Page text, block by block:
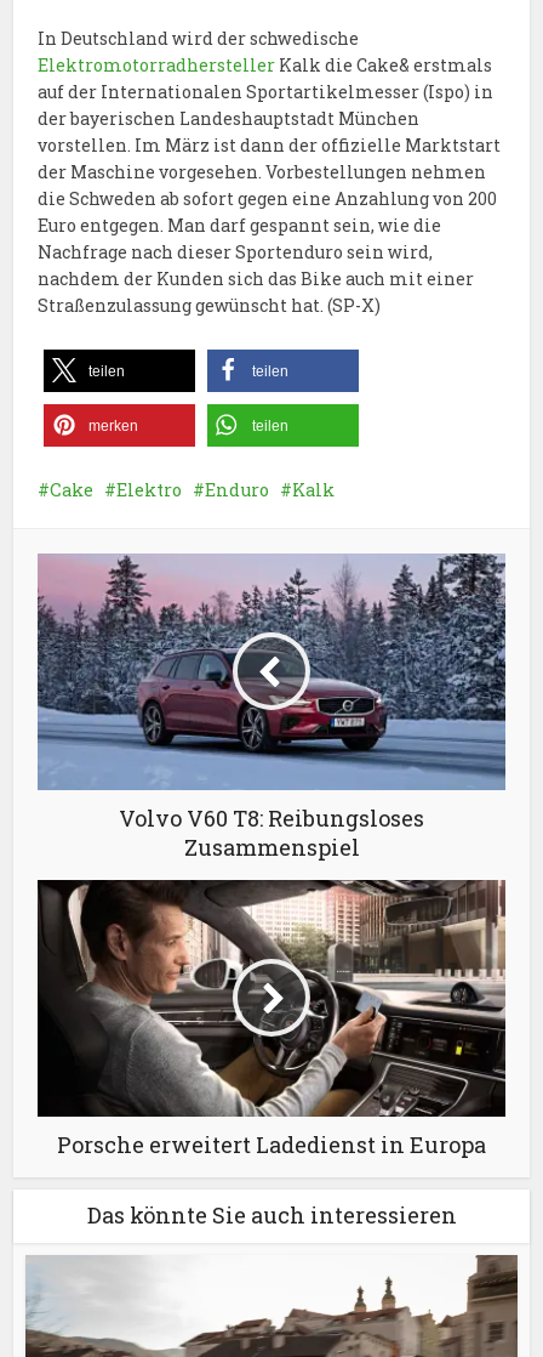
In Deutschland wird der schwedische
Elektromotorradhersteller Kalk die Cake& erstmals
auf der Internationalen Sportartikelmesser (Ispo) in
der bayerischen Landeshauptstadt München
vorstellen. Im März ist dann der offizielle Marktstart
der Maschine vorgesehen. Vorbestellungen nehmen
die Schweden ab sofort gegen eine Anzahlung von 200
Euro entgegen. Man darf gespannt sein, wie die
Nachfrage nach dieser Sportenduro sein wird,
nachdem der Kunden sich das Bike auch mit einer
Straßenzulassung gewünscht hat. (SP-X)
teilen teilen
merken teilen
Cake Elektro Enduro Kalk
Volvo V60 T8: Reibungsloses
Zusammenspiel
Porsche erweitert Ladedienst in Europa
Das könnte Sie auch interessieren